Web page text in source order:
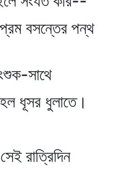
বসন্তের পন্থ
সাথে
ধুলাতে।
রাত্রিদিন